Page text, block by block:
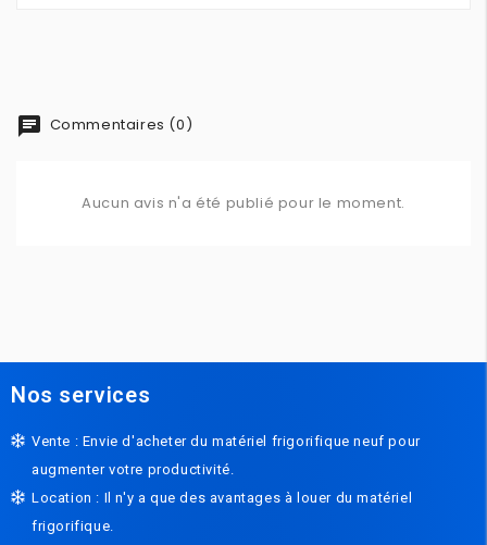
chat Commentaires (0)
Aucun avis n'a été publié pour le moment.
Nos services
Vente : Envie d'acheter du matériel frigorifique neuf pour
augmenter votre productivité.
Location : Il n'y a que des avantages à louer du matériel
frigorifique.